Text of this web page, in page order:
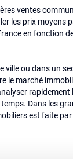
ventes
les prix moyens
en fonction
ville ou dans un
le marché
rapidement
Dans les
est faite